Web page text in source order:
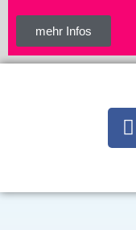
mehr Infos